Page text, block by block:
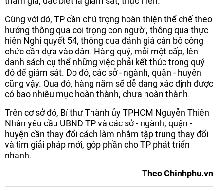
Cùng với đó, TP cần chú trọng hoàn thiện thể chế theo
hướng thông qua coi trọng con người, thông qua thực
hiện Nghị quyết 54, thông qua đánh giá cán bộ công
chức cần dựa vào dân. Hàng quý, mỗi một cấp, lên
danh sách cụ thể những việc phải kết thúc trong quý
đó để giám sát. Do đó, các sở - ngành, quận - huyện
cũng vậy. Qua đó, hàng năm sẽ dễ dàng xác định được
có bao nhiêu mục hoàn thành, chưa hoàn thành.
Trên cơ sở đó, Bí thư Thành ủy TPHCM Nguyễn Thiện
Nhân yêu cầu UBND TP và các sở - ngành, quận -
huyện cần thay đổi cách làm nhằm tập trung thay đổi
và tìm giải pháp mới, góp phần cho TP phát triển
nhanh.
Theo Chinhphu.vn